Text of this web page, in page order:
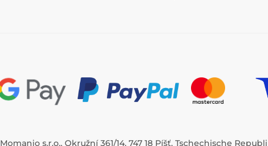
Momanio s.r.o., Okružní 361/14, 747 18 Píšť, Tschechische